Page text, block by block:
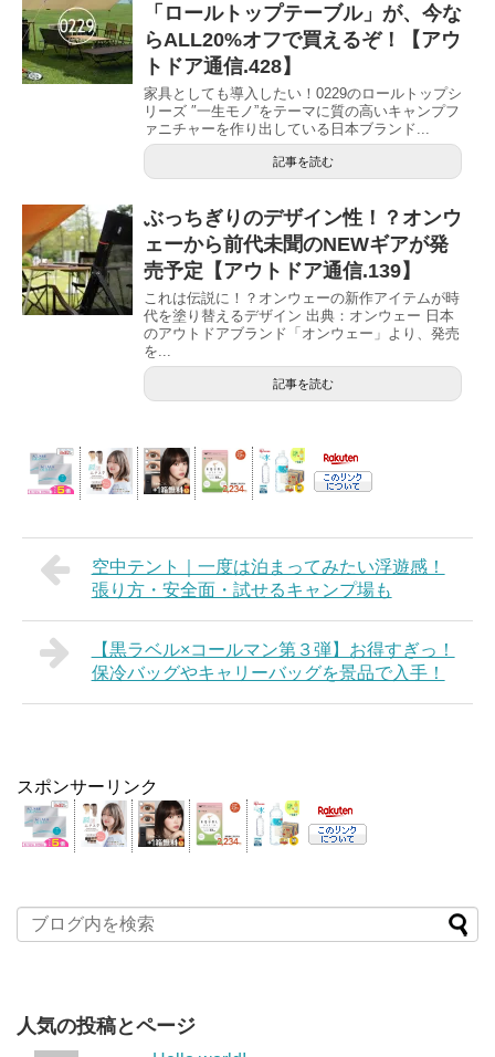
「ロールトップテーブル」が、今な
らALL20%オフで買えるぞ！【アウ
トドア通信.428】
家具としても導入したい！0229のロールトップシ
リーズ ″一生モノ”をテーマに質の高いキャンプフ
ァニチャーを作り出している日本ブランド...
記事を読む
ぶっちぎりのデザイン性！？オンウ
ェーから前代未聞のNEWギアが発
売予定【アウトドア通信.139】
これは伝説に！？オンウェーの新作アイテムが時
代を塗り替えるデザイン 出典：オンウェー 日本
のアウトドアブランド「オンウェー」より、発売
を...
記事を読む
空中テント｜一度は泊まってみたい浮遊感！
張り方・安全面・試せるキャンプ場も
【黒ラベル×コールマン第３弾】お得すぎっ！
保冷バッグやキャリーバッグを景品で入手！
スポンサーリンク
人気の投稿とページ